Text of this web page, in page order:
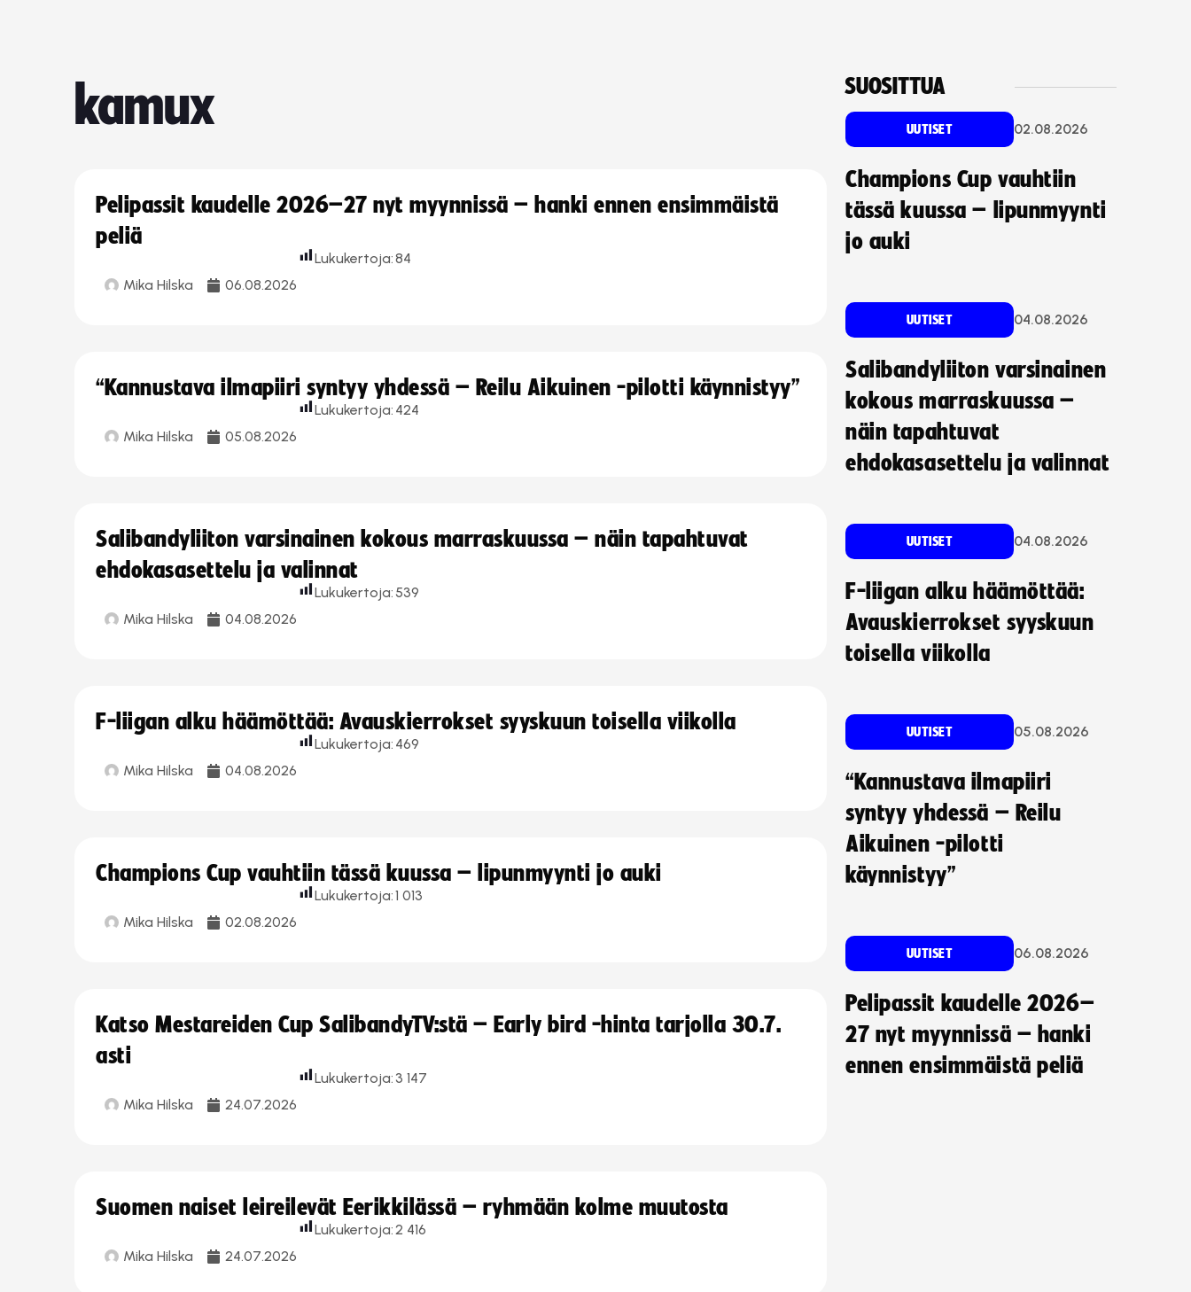
kamux
Pelipassit kaudelle 2026–27 nyt myynnissä – hanki ennen ensimmäistä
peliä
Mika Hilska 06.08.2026
Lukukertoja:84
“Kannustava ilmapiiri syntyy yhdessä – Reilu Aikuinen -pilotti käynnistyy”
Mika Hilska 05.08.2026
Lukukertoja: 424
Salibandyliiton varsinainen kokous marraskuussa – näin tapahtuvat
ehdokasasettelu ja valinnat
Mika Hilska 04.08.2026
Lukukertoja: 539
F-liigan alku häämöttää: Avauskierrokset syyskuun toisella viikolla
Mika Hilska 04.08.2026
Lukukertoja: 469
Champions Cup vauhtiin tässä kuussa – lipunmyynti jo auki
Mika Hilska 02.08.2026
Lukukertoja:1 013
Katso Mestareiden Cup SalibandyTV:stä – Early bird -hinta tarjolla 30.7.
asti
Mika Hilska 24.07.2026
Lukukertoja: 3 147
Suomen naiset leireilevät Eerikkilässä – ryhmään kolme muutosta
Mika Hilska 24.07.2026
Lukukertoja:2 416
SUOSITTUA
UUTISET 02.08.2026
Champions Cup vauhtiin
tässä kuussa – lipunmyynti
jo auki
UUTISET 04.08.2026
Salibandyliiton varsinainen
kokous marraskuussa –
näin tapahtuvat
ehdokasasettelu ja valinnat
UUTISET 04.08.2026
F-liigan alku häämöttää:
Avauskierrokset syyskuun
toisella viikolla
UUTISET 05.08.2026
“Kannustava ilmapiiri
syntyy yhdessä – Reilu
Aikuinen -pilotti
käynnistyy”
UUTISET 06.08.2026
Pelipassit kaudelle 2026–
27 nyt myynnissä – hanki
ennen ensimmäistä peliä